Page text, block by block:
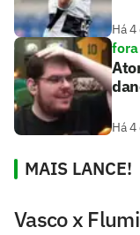
Há 4
Há 4
MAIS LANCE!
Vasco x